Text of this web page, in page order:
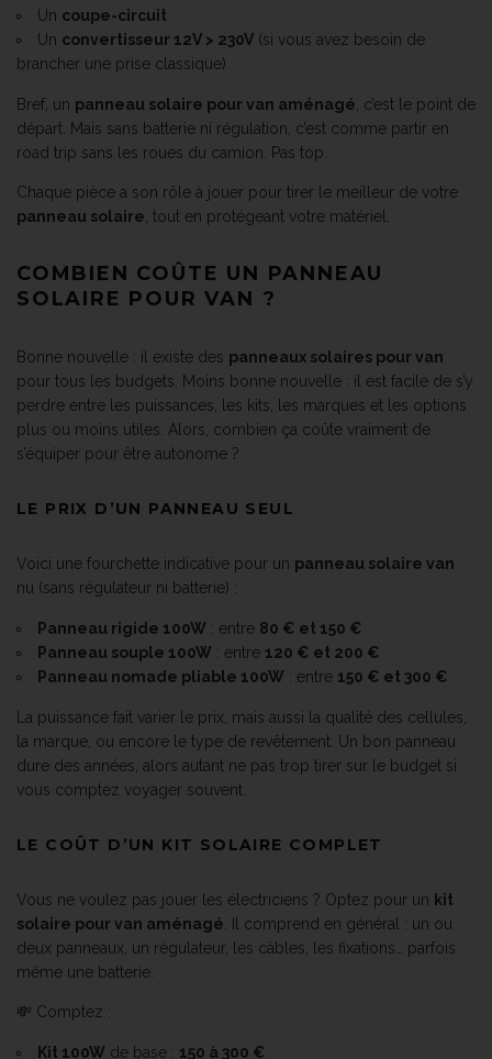
Un coupe-circuit
Un convertisseur 12V > 230V (si vous avez besoin de
brancher une prise classique)
Bref, un panneau solaire pour van aménagé , c’est le point de
départ. Mais sans batterie ni régulation, c’est comme partir en
road trip sans les roues du camion. Pas top.
Chaque pièce a son rôle à jouer pour tirer le meilleur de votre
panneau solaire , tout en protégeant votre matériel.
COMBIEN COÛTE UN PANNEAU
SOLAIRE POUR VAN ?
Bonne nouvelle : il existe des panneaux solaires pour van
pour tous les budgets. Moins bonne nouvelle : il est facile de s’y
perdre entre les puissances, les kits, les marques et les options
plus ou moins utiles. Alors, combien ça coûte vraiment de
s’équiper pour être autonome ?
LE PRIX D’UN PANNEAU SEUL
Voici une fourchette indicative pour un panneau solaire van
nu (sans régulateur ni batterie) :
Panneau rigide 100W : entre 80 € et 150 €
Panneau souple 100W : entre 120 € et 200 €
Panneau nomade pliable 100W : entre 150 € et 300 €
La puissance fait varier le prix, mais aussi la qualité des cellules,
la marque, ou encore le type de revêtement. Un bon panneau
dure des années, alors autant ne pas trop tirer sur le budget si
vous comptez voyager souvent.
LE COÛT D’UN KIT SOLAIRE COMPLET
Vous ne voulez pas jouer les électriciens ? Optez pour un kit
solaire pour van aménagé . Il comprend en général : un ou
deux panneaux, un régulateur, les câbles, les fixations… parfois
même une batterie.
💸 Comptez :
Kit 100W de base : 150 à 300 €